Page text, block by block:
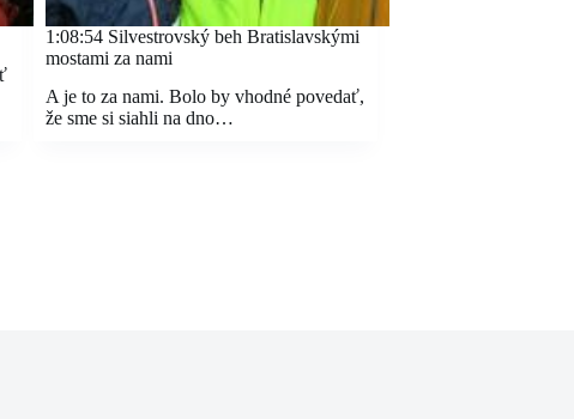
1:08:54 Silvestrovský beh Bratislavskými
mostami za nami
A je to za nami. Bolo by vhodné povedať,
že sme si siahli na dno…